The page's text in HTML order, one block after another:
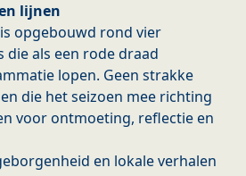
lijnen
opgebouwd rond vier
die als een rode draad
lopen. Geen strakke
die het seizoen mee richting
voor ontmoeting, reflectie en
en lokale verhalen